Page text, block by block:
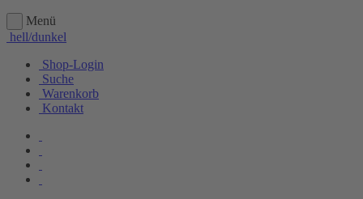
Menü
hell/dunkel
Shop-Login
Suche
Warenkorb
Kontakt